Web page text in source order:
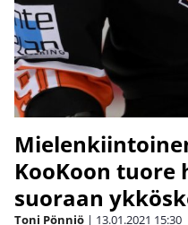
KooKoon tuore
suoraan
Toni Pönniö | 13.01.2021 15:30